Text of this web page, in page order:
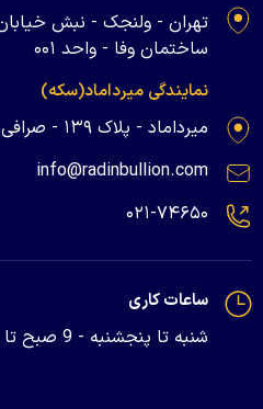
ساختمان وفا - واحد ۰۰۱
نمایندگی میرداماد(سکه)
میرداماد - پلاک ۱۳۹ - صرافی رادین
info@radinbullion.com
۰۲۱-۷۴۶۵۰
ساعات کاری
شنبه تا پنجشنبه - 9 صبح تا 5 بعدازظهر